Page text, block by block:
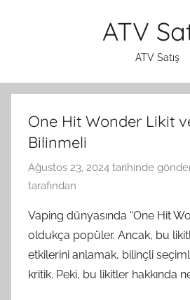
ATV
ATV Satış
One Hit Wonder Likit
Bilinmeli
Ağustos 23, 2024 tarihinde
tarafından
Vaping dünyasında “One Hit
oldukça popüler. Ancak, bu
etkilerini anlamak, bilinçli
kritik. Peki, bu likitler hakkında